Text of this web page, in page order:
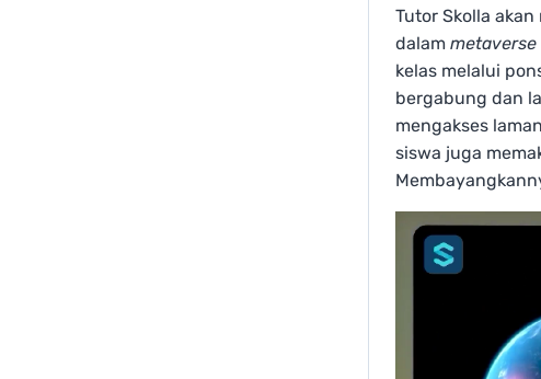
Tutor Skolla
dalam metaverse
kelas melalui
bergabung dan
mengakses laman
siswa juga